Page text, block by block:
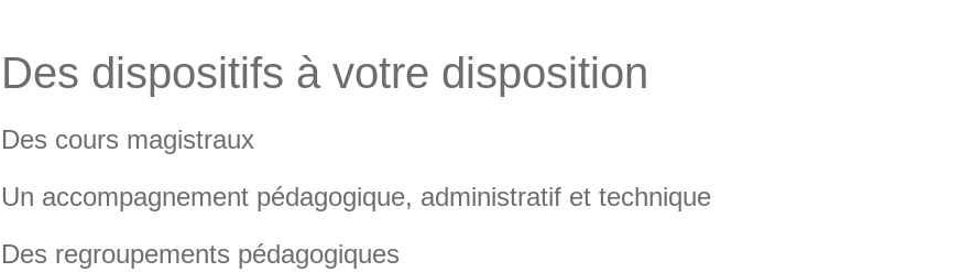
Des dispositifs à votre disposition
Des cours magistraux
Un accompagnement pédagogique, administratif et technique
Des regroupements pédagogiques